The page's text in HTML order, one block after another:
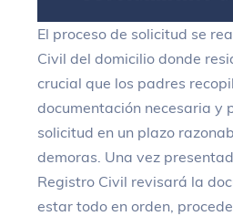
El proceso de solicitud se
Civil del domicilio donde
crucial que los padres
documentación necesaria y
solicitud en un plazo
demoras. Una vez
Registro Civil revisará la
estar todo en orden,